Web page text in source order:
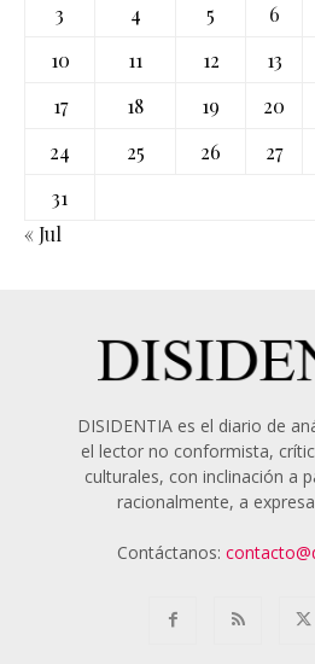
3
4 5 6
10
11 12 13
17
18 19 20
24
25 26 27
31
« Jul
DISIDENTIA es el diario de
el lector no conformista,
culturales, con inclinación a
racionalmente, a
Contáctanos: